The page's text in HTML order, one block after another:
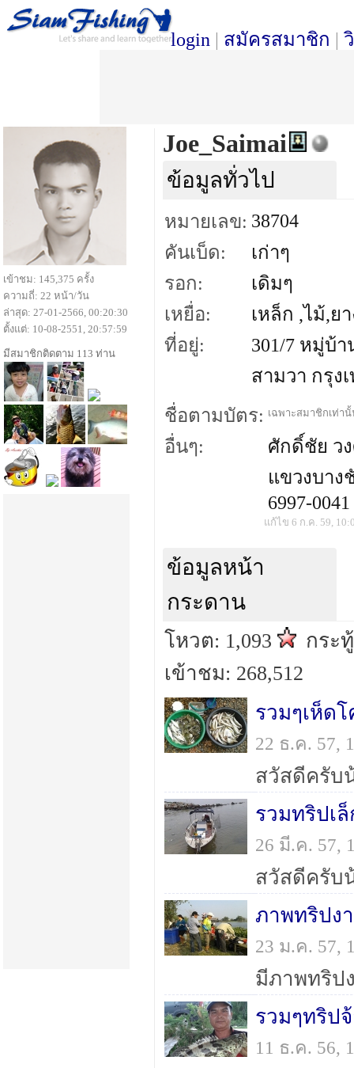
login | สมัครสมาชิก |
Joe_Saimai
ข้อมูลทั่วไป
หมายเลข: 38704
คันเบ็ด:
เก่าๆ
รอก:
เดิมๆ
เหยื่อ:
เหล็ก ,ไม้,ย
ที่อยู่:
301/7 หมู่บ้
สามวา กรุง
ชื่อตามบัตร: เฉพาะสมาชิกเท่า
อื่นๆ:
ศักดิ์ชัย ว
แขวงบาง
6997-0041
แก้ไข 6 ก.ค. 59,
ข้อมูลหน้า
กระดาน
โหวต: 1,093
กระ
เข้าชม: 268,512
รวมๆเห็ด
22 ธ.ค. 57,
รวมทริปเล็
26 มี.ค. 57,
ภาพทริปง
23 ม.ค. 57,
รวมๆทริป
11 ธ.ค. 56,
เข้าชม: 145,375 ครั้ง
ความถี่: 22 หน้า/วัน
ล่าสุด: 27-01-2566, 00:20:30
ตั้งแต่: 10-08-2551, 20:57:59
มีสมาชิกติดตาม 113 ท่าน